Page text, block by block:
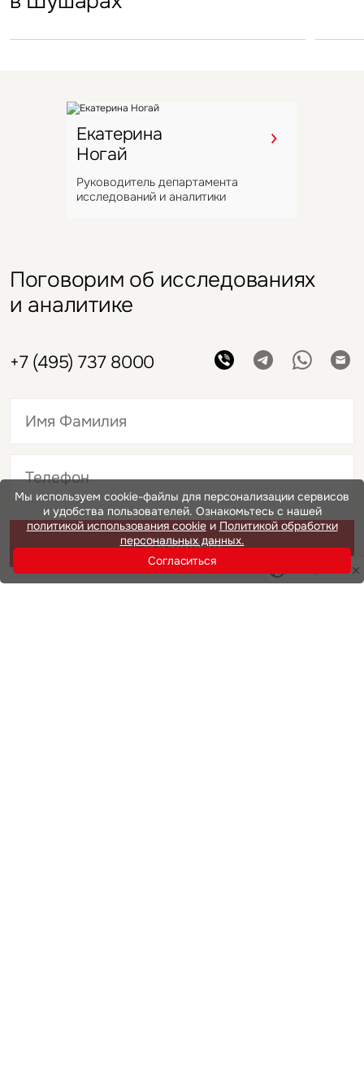
Екатерина
Ногай
Руководитель департамента
исследований и аналитики
Поговорим об исследованиях
и аналитике
+7 (495) 737 8000
Это обязательное поле
Отправить
Нажимая на кнопку «Отправить», вы даете свое согласие
Мы используем cookie-файлы для персонализации сервисов
и удобства пользователей. Ознакомьтесь с нашей
политикой использования cookieи Политикой обработки
персональных данных.
Согласиться